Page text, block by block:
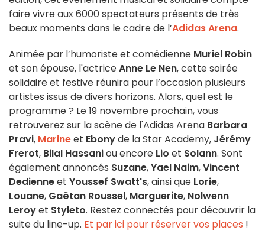
faire vivre aux 6000 spectateurs présents de très
beaux moments dans le cadre de l’Adidas Arena.
Animée par l’humoriste et comédienne Muriel Robin
et son épouse, l'actriceAnne Le Nen, cette soirée
solidaire et festive réunira pour l’occasion plusieurs
artistes issus de divers horizons. Alors, quel est le
programme ? Le 19 novembre prochain, vous
retrouverez sur la scène de l'Adidas Arena Barbara
Pravi, Marineet Ebonyde la Star Academy, Jérémy
Frerot, Bilal Hassaniou encore Lio et Solann. Sont
également annoncés Suzane,Yael Naim,Vincent
Dedienneet Youssef Swatt's, ainsi que Lorie,
Louane, Gaëtan Roussel, Marguerite, Nolwenn
Leroyet Styleto. Restez connectés pour découvrir la
suite du line-up. Et par ici pour réserver vos places !